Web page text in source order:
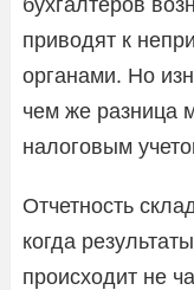
бухгалтеров
приводят к
органами. Но
чем же разница
налоговым
Отчетность
когда
происходит не